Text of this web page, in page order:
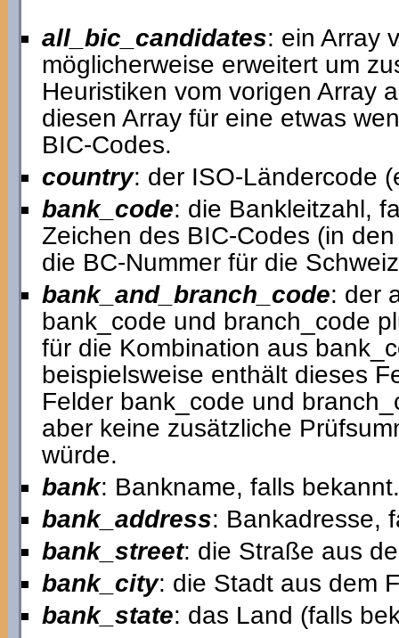
all_bic_candidates: ein Array
möglicherweise erweitert um
Heuristiken vom vorigen Array
diesen Array für eine etwas
BIC-Codes.
country: der ISO-Ländercode
bank_code: die Bankleitzahl,
Zeichen des BIC-Codes (in
die BC-Nummer für die
bank_and_branch_code: der
bank_code und branch_code
für die Kombination aus
beispielsweise enthält dieses
Felder bank_code und
aber keine zusätzliche
würde.
bank: Bankname, falls bekannt.
bank_address: Bankadresse,
bank_street: die Straße aus
bank_city: die Stadt aus dem
bank_state: das Land (falls